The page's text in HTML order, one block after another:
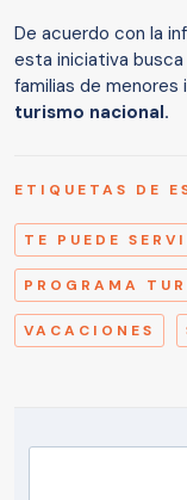
De acuerdo con la
esta iniciativa
familias de menores
turismo nacional.
ETIQUETAS DE
TE PUEDE
PROGRAMA
VACACIONES